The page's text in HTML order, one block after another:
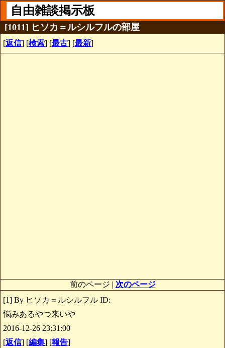
自由雑談掲示板
[1011] ヒソカ＝ルシルフルの部屋
[返信] [検索] [最古] [最新]
前のページ | 次のページ
[1] By ヒソカ＝ルシルフル ID:
悩みあるやつ来いや
2016-12-26 23:31:00
[返信] [編集] [報告]